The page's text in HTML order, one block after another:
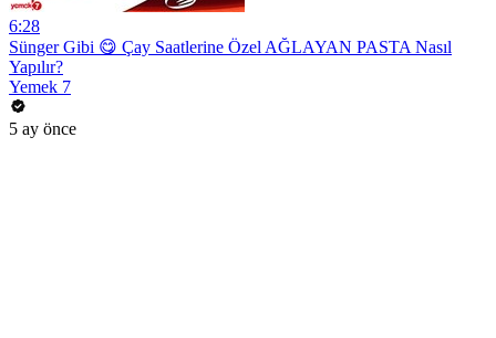
6:28
Sünger Gibi 😋 Çay Saatlerine Özel AĞLAYAN PASTA Nasıl
Yapılır?
Yemek 7
5 ay önce